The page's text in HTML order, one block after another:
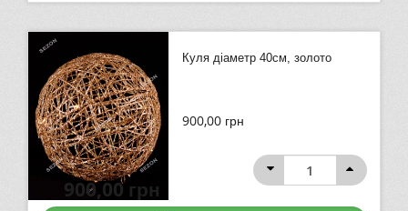
Куля діаметр 40см, золото
900,00 грн
900,00грн